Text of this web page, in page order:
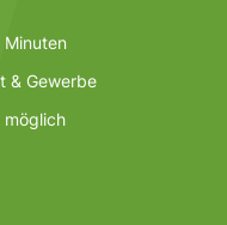
Minuten
& Gewerbe
möglich